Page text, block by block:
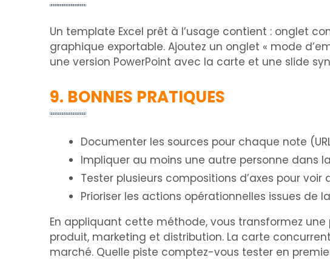
Un template Excel prêt à l’usage contient : onglet
graphique exportable. Ajoutez un onglet « mode
une version PowerPoint avec la carte et une slide
9. BONNES PRATIQUES
Documenter les sources pour chaque note
Impliquer au moins une autre personne dans
Tester plusieurs compositions d’axes pour
Prioriser les actions opérationnelles issues de
En appliquant cette méthode, vous transformez
produit, marketing et distribution. La carte
marché. Quelle piste comptez-vous tester en